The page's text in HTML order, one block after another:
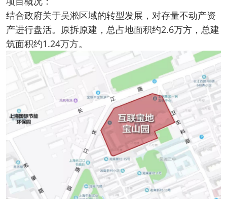
结合政府关于吴淞区域的转型发展，对存量不动产资
产进行盘活。原拆原建，总占地面积约2.6万方，总建
筑面积约1.24万方。